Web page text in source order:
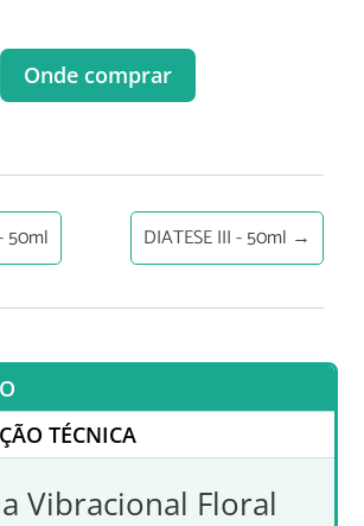
Onde comprar
50ml DIATESE III - 50ml →
TÉCNICA
Vibracional Floral